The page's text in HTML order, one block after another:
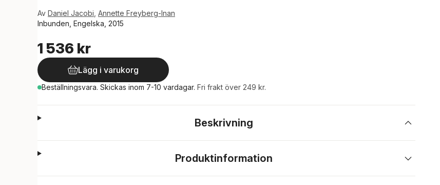
Av Daniel Jacobi Annette Freyberg-Inan
Inbunden, Engelska, 2015
1 536 kr
Lägg i varukorg
Beställningsvara. Skickas inom 7-10 vardagar. Fri frakt över 249 kr.
Beskrivning
Produktinformation